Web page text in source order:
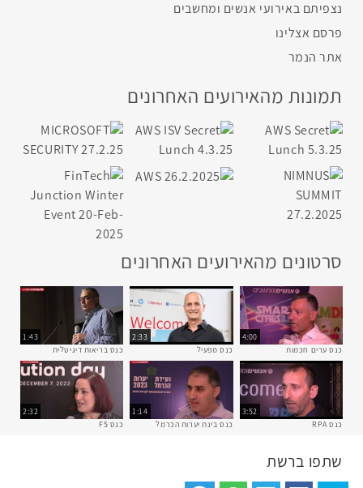
נצפיתם באירועי אנשים ומחשבים
פרסם אצלינו
אתר הנמר
תמונות מהאירועים האחרונים
סרטונים מהאירועים האחרונים
4:00
כנס ערים חכמות
2:33
כנס מפעיל
1:43
כנס בריאות דיגיטלית
3:52
כנס RPA
1:14
כנס בינת יערות הכרמל
2:32
כנס F5
שתפו ברשת